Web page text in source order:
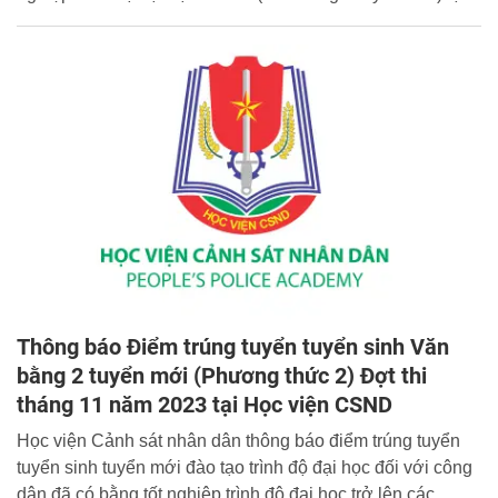
Thông báo Điểm trúng tuyển tuyển sinh Văn
bằng 2 tuyển mới (Phương thức 2) Đợt thi
tháng 11 năm 2023 tại Học viện CSND
Học viện Cảnh sát nhân dân thông báo điểm trúng tuyển
tuyển sinh tuyển mới đào tạo trình độ đại học đối với công
dân đã có bằng tốt nghiệp trình độ đại học trở lên các